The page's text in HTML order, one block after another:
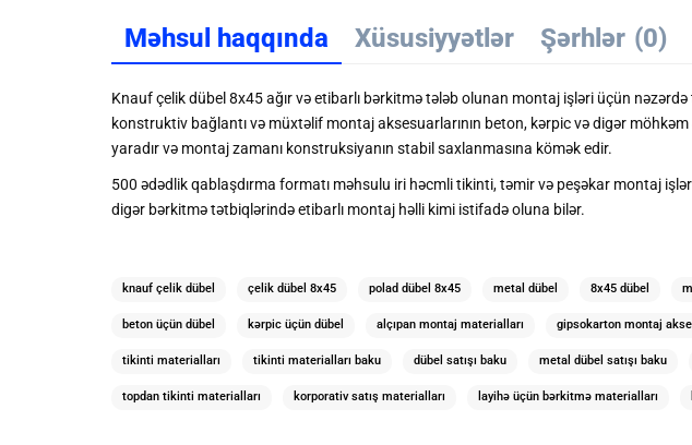
Məhsul haqqında Xüsusiyyətlər Şərhlər (0)
Knauf çelik dübel 8x45 ağır və etibarlı bərkitmə tələb olunan montaj işləri üçün
konstruktiv bağlantı və müxtəlif montaj aksesuarlarının beton, kərpic və digər
yaradır və montaj zamanı konstruksiyanın stabil saxlanmasına kömək edir.
500 ədədlik qablaşdırma formatı məhsulu iri həcmli tikinti, təmir və peşəkar montaj
digər bərkitmə tətbiqlərində etibarlı montaj həlli kimi istifadə oluna bilər.
knauf çelik dübel çelik dübel 8x45 polad dübel 8x45 metal dübel 8x45 dübel
beton üçün dübel kərpic üçün dübel alçıpan montaj materialları gipsokarton montaj
tikinti materialları tikinti materialları baku dübel satışı baku metal dübel satışı baku
topdan tikinti materialları korporativ satış materialları layihə üçün bərkitmə materialları